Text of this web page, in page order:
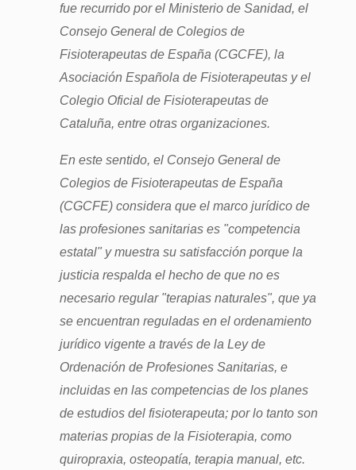
fue recurrido por el Ministerio de Sanidad, el
Consejo General de Colegios de
Fisioterapeutas de España (CGCFE), la
Asociación Española de Fisioterapeutas y el
Colegio Oficial de Fisioterapeutas de
Cataluña, entre otras organizaciones.
En este sentido, el Consejo General de
Colegios de Fisioterapeutas de España
(CGCFE) considera que el marco jurídico de
las profesiones sanitarias es "competencia
estatal" y muestra su satisfacción porque la
justicia respalda el hecho de que no es
necesario regular "terapias naturales", que ya
se encuentran reguladas en el ordenamiento
jurídico vigente a través de la Ley de
Ordenación de Profesiones Sanitarias, e
incluidas en las competencias de los planes
de estudios del fisioterapeuta; por lo tanto son
materias propias de la Fisioterapia, como
quiropraxia, osteopatía, terapia manual, etc.